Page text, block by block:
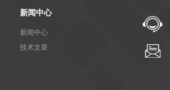
新闻中心
新闻中心
技术文章